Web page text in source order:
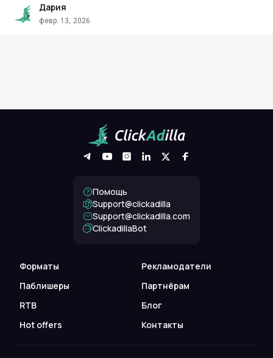
Дария
февр. 13, 2026
Форматы
Рекламодатели
Паблишеры
Партнёрам
RTB
Блог
Hot offers
Контакты
Помощь
Support@clickadilla
support@clickadilla.com
ClickadillaBot